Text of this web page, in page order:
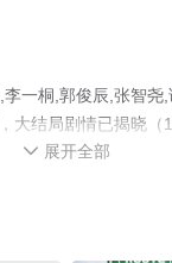
一桐,郭俊辰,张智
大结局剧情已揭晓
或剧情网等平台了解
 展开全部